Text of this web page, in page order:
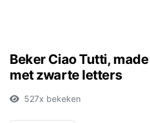
Beker Ciao Tutti,
met zwarte letters
527x bekeken